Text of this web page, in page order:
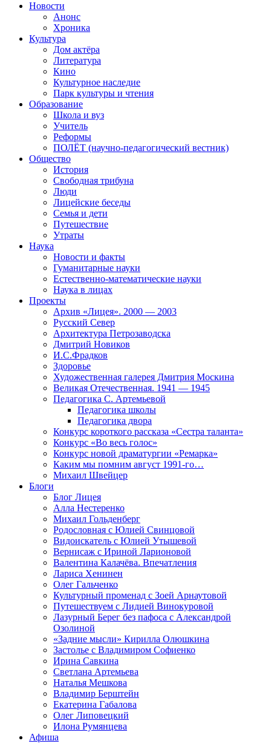
Новости
Анонс
Хроника
Культура
Дом актёра
Литература
Кино
Культурное наследие
Парк культуры и чтения
Образование
Школа и вуз
Учитель
Реформы
ПОЛЁТ (научно-педагогический вестник)
Общество
История
Свободная трибуна
Люди
Лицейские беседы
Семья и дети
Путешествие
Утраты
Наука
Новости и факты
Гуманитарные науки
Естественно-математические науки
Наука в лицах
Проекты
Архив «Лицея». 2000 — 2003
Русский Север
Архитектура Петрозаводска
Дмитрий Новиков
И.С.Фрадков
Здоровье
Художественная галерея Дмитрия Москина
Великая Отечественная. 1941 — 1945
Педагогика С. Артемьевой
Педагогика школы
Педагогика двора
Конкурс короткого рассказа «Сестра таланта»
Конкурс «Во весь голос»
Конкурс новой драматургии «Ремарка»
Каким мы помним август 1991-го…
Михаил Швейцер
Блоги
Блог Лицея
Алла Нестеренко
Михаил Гольденберг
Родословная с Юлией Свинцовой
Видоискатель с Юлией Утышевой
Вернисаж с Ириной Ларионовой
Валентина Калачёва. Впечатления
Лариса Хенинен
Олег Гальченко
Культурный променад с Зоей Арнаутовой
Путешествуем с Лидией Винокуровой
Лазурный Берег без пафоса с Александрой
Озолиной
«Задние мысли» Кирилла Олюшкина
Застолье с Владимиром Софиенко
Ирина Савкина
Светлана Артемьева
Наталья Мешкова
Владимир Берштейн
Екатерина Габалова
Олег Липовецкий
Илона Румянцева
Афиша